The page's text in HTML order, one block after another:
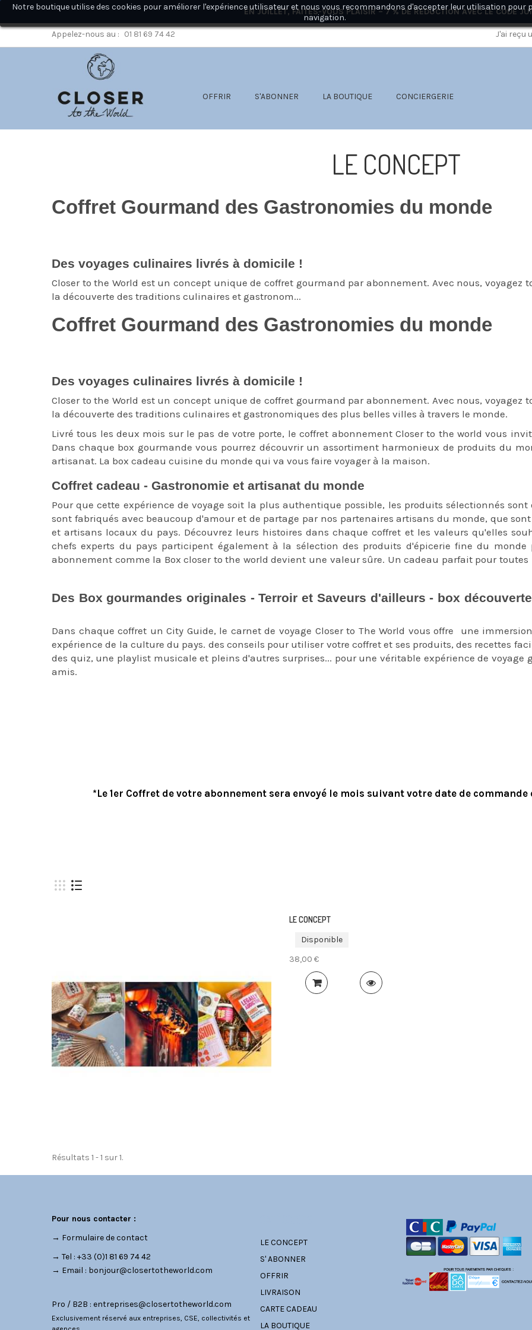
EN JUILLET, FAITES-VOUS PLAISIR – 7 % DE RÉDUCTION AVEC LE CODE
Appelez-nous au : 01 81 69 74 42 J'ai reçu
OFFRIR S'ABONNER LA BOUTIQUE CONCIERGERIE
Notre boutique utilise des cookies pour améliorer l'expérience utilisateur et nous vous recommandons d'accepter leur utilisation pour
navigation.
LE CONCEPT
Coffret Gourmand des Gastronomies du monde
Des voyages culinaires livrés à domicile !
Closer to the World est un concept unique de coffret gourmand par abonnement. Avec nous, voyagez
la découverte des traditions culinaires et gastronom...
Coffret Gourmand des Gastronomies du monde
Des voyages culinaires livrés à domicile !
Closer to the World est un concept unique de coffret gourmand par abonnement. Avec nous, voyagez
la découverte des traditions culinaires et gastronomiques des plus belles villes à travers le monde.
Livré tous les deux mois sur le pas de votre porte, le coffret abonnement Closer to the world vous
Dans chaque box gourmande vous pourrez découvrir un assortiment harmonieux de produits du
artisanat. La box cadeau cuisine du monde qui va vous faire voyager à la maison.
Coffret cadeau - Gastronomie et artisanat du monde
Pour que cette expérience de voyage soit la plus authentique possible, les produits sélectionnés
sont fabriqués avec beaucoup d'amour et de partage par nos partenaires artisans du monde, que
et artisans locaux du pays. Découvrez leurs histoires dans chaque coffret et les valeurs qu'elles
chefs experts du pays participent également à la sélection des produits d'épicerie fine du monde
abonnement comme la Box closer to the world devient une valeur sûre. Un cadeau parfait pour toutes
Des Box gourmandes originales - Terroir et Saveurs d'ailleurs - box
Dans chaque coffret un City Guide, le carnet de voyage Closer to The World vous offre une
expérience de la culture du pays. des conseils pour utiliser votre coffret et ses produits, des recettes
des quiz, une playlist musicale et pleins d'autres surprises... pour une véritable expérience de
amis.
*Le 1er Coffret de votre abonnement sera envoyé le mois suivant votre date de
LE CONCEPT
Disponible
38,00 €
Résultats 1 - 1 sur 1.
Pour nous contacter :
→ Formulaire de contact
→ Tel : +33 (0)1 81 69 74 42
→ Email : bonjour@closertotheworld.com
Pro / B2B : entreprises@closertotheworld.com
Exclusivement réservé aux entreprises, CSE, collectivités et
LE CONCEPT
S' ABONNER
OFFRIR
LIVRAISON
CARTE CADEAU
LA BOUTIQUE